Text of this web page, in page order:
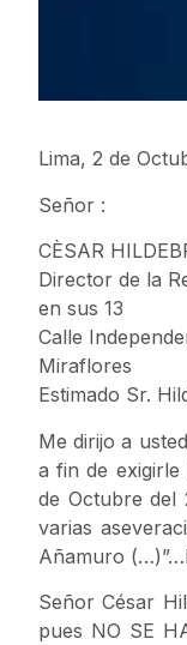
Lima, 2 de
Señor :
CÈSAR
Director de la
en sus 13
Calle
Miraflores
Estimado Sr.
Me dirijo a
a fin de exigirle
de Octubre del
varias
Añamuro
Señor César
pues NO SE